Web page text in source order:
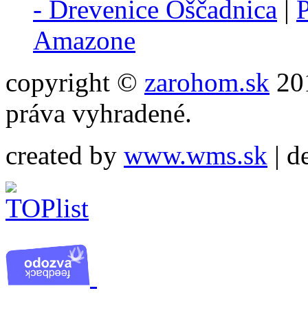
- Drevenice Oščadnica |
Amazone
copyright © zarohom.sk
práva vyhradené.
created by www.wms.sk |